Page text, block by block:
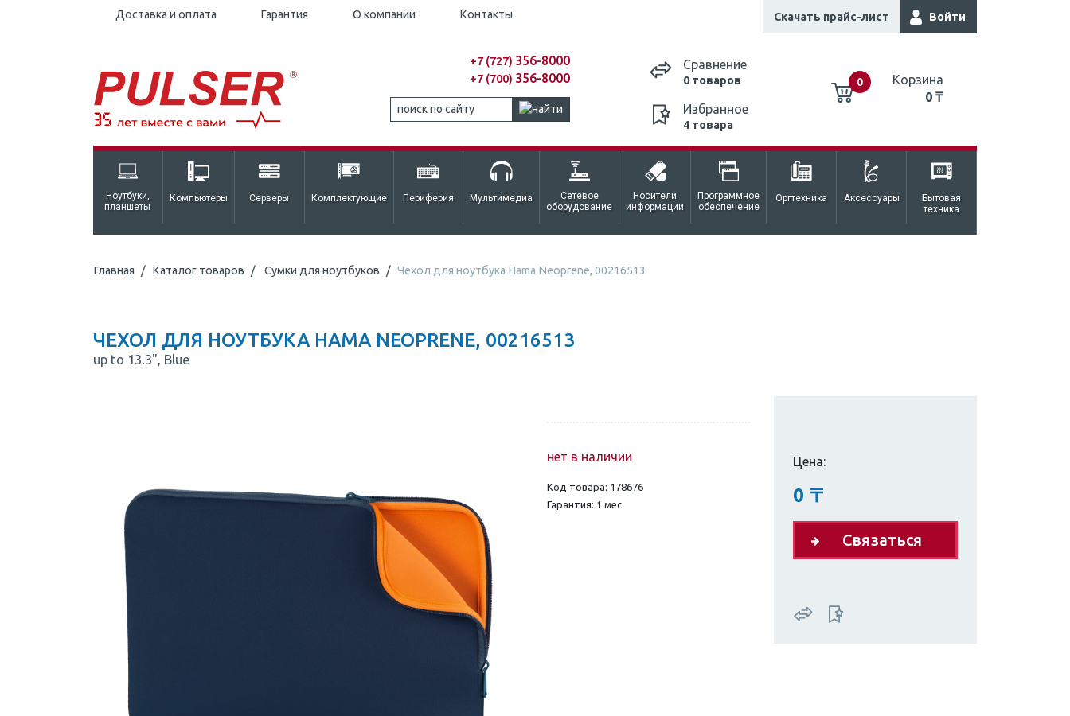
Доставка и оплата Гарантия О компании Контакты Скачать прайс-лист Войти
+7 (727) 356-8000
+7 (700) 356-8000
Сравнение
0 товаров
Избранное
4 товара
0
Корзина
0 ₸
0 ₸
Ноутбуки,
планшеты
Компьютеры Серверы Комплектующие Периферия Мультимедиа
Сетевое
оборудование
Носители
информации
Программное
обеспечение
Оргтехника Аксессуары
Бытовая
техника
Главная Каталог товаров Сумки для ноутбуков Чехол для ноутбука Hama Neoprene, 00216513
ЧЕХОЛ ДЛЯ НОУТБУКА HAMA NEOPRENE, 00216513
up to 13.3", Blue
нет в наличии
Код товара: 178676
Гарантия: 1 мес
Цена:
0 〒
Связаться